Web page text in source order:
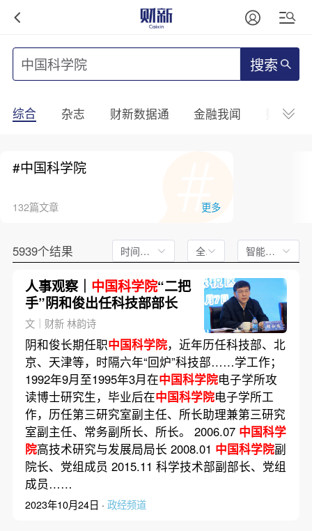
搜索
综合 杂志 财新数据通 金融我闻 财新
#中国科学院
132篇文章 更多
5939个结果 时间不限 全文 智能排序
人事观察｜ 中国科学院“二把
手”阴和俊出任科技部部长
文｜财新 林韵诗
阴和俊长期任职中国科学院，近年历任科技部、北
京、天津等，时隔六年“回炉”科技部……学工作；
1992年9月至1995年3月在中国科学院电子学所攻
读博士研究生，毕业后在中国科学院电子学所工
作，历任第三研究室副主任、所长助理兼第三研究
室副主任、常务副所长、所长。 2006.07 中国科学
院高技术研究与发展局局长 2008.01 中国科学院副
院长、党组成员 2015.11 科学技术部副部长、党组
成员……
2023年10月24日 · 政经频道